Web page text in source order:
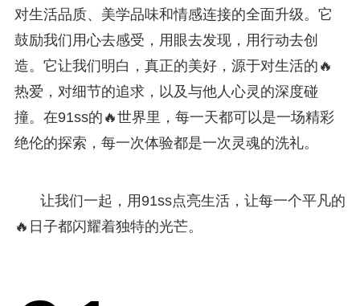
对生活品质、美学品味和情感连接的全面升级。它
鼓励我们用心去感受，用眼去发现，用行动去创
造。它让我们明白，真正的美好，源于对生活的🔥
热爱，对细节的追求，以及与他人心灵的深度碰
撞。在91ss的🔥世界里，每一天都可以是一场精彩
绝伦的探索，每一次体验都是一次灵魂的洗礼。
让我们一起，用91ss点亮生活，让每一个平凡的
🔥日子都闪耀着独特的光芒。